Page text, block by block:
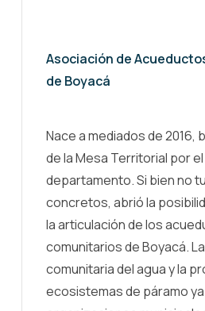
Asociación de
de Boyacá
Nace a mediados de 2016,
de la Mesa Territorial por
departamento. Si bien no
concretos, abrió la
la articulación de los
comunitarios de Boyacá.
comunitaria del agua y la
ecosistemas de páramo